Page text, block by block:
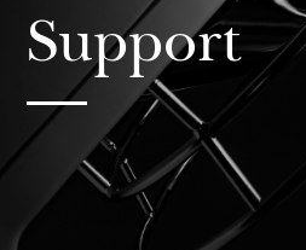
Support